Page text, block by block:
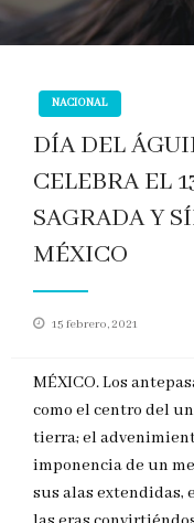
NACIONAL
DÍA DEL
CELEBRA EL
SAGRADA Y
MÉXICO
Publicado
15 febrero, 2021
MÉXICO. Los
como el centro del
tierra; el
imponencia de un
sus alas extendidas,